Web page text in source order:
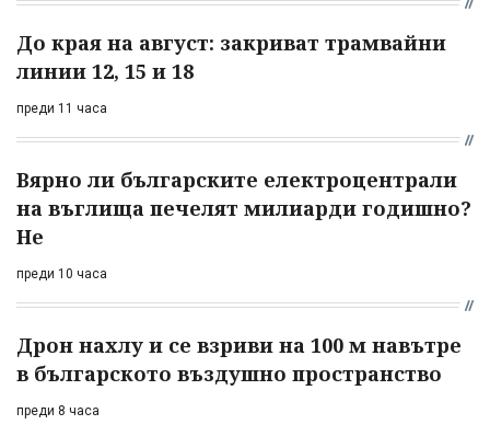
До края на август: закриват трамвайни
линии 12, 15 и 18
преди 11 часа
Вярно ли българските електроцентрали
на въглища печелят милиарди годишно?
Не
преди 10 часа
Дрон нахлу и се взриви на 100 м навътре
в българското въздушно пространство
преди 8 часа